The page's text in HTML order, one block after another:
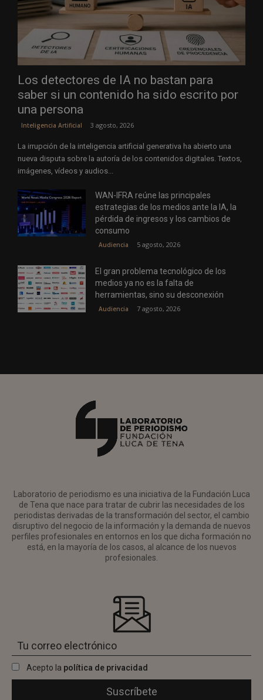
Los detectores de IA no bastan para
saber si un contenido ha sido escrito por
una persona
Inteligencia Artificial 3 agosto, 2026
La irrupción de la inteligencia artificial generativa ha abierto una
nueva disputa sobre la autoría de los contenidos digitales. Textos,
imágenes, vídeos y audios...
WAN-IFRA reúne las principales
estrategias de los medios ante la IA, la
pérdida de ingresos y los cambios de
consumo
Audiencia 5 agosto, 2026
El gran problema tecnológico de los
medios ya no es la falta de
herramientas, sino su desconexión
Audiencia 7 agosto, 2026
Laboratorio de periodismo es una iniciativa de la Fundación Luca
de Tena que nace para tratar de cubrir las necesidades de los
periodistas derivadas de la transformación del sector, el cambio
disruptivo del negocio de la información y la demanda de nuevos
perfiles profesionales en entornos en los que dicha formación no
está, en la mayoría de los casos, al alcance de los nuevos
profesionales.
Acepto la política de privacidad